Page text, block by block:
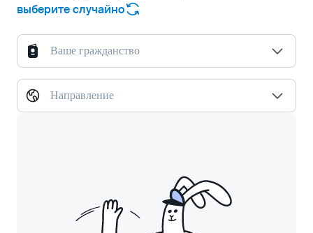
выберите случайно
Ваше гражданство
Направление